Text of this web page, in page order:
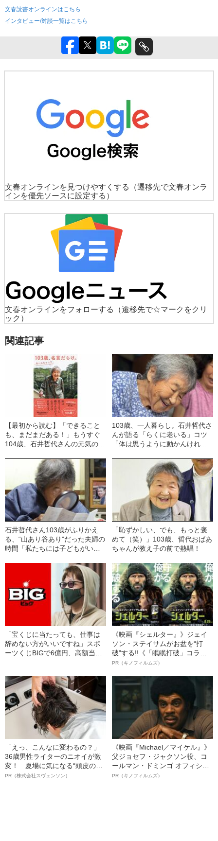
文春読書オンラインはこちら
インタビュー/対談一覧はこちら
文春オンラインを見つけやすくする
（遷移先で文春オンラ
インを優先ソースに設定する）
文春オンラインをフォローする
（遷移先で☆マークをクリ
ック）
関連記事
【最初から読む】「できること
も、まだまだある！」もうすぐ
104歳、石井哲代さんの元気の秘
103歳、一人暮らし。石井哲代さ
んが語る「らくに老いる」コツ
「体は思うように動かんけれ
石井哲代さん103歳がふりかえ
る、“山あり谷あり”だった夫婦の
時間「私たちには子どもがいま
「恥ずかしい、でも、もっと褒
めて（笑）」103歳、哲代おばあ
ちゃんが教え子の前で熱唱！
「宝くじに当たっても、仕事は
辞めない方がいいですね」スポ
ーツくじBIGで6億円、高額当選
《映画『シェルター』》ジェイ
ソン・ステイサムがお盆を“打
破”する!!《「眠眠打破」コラ
ボ》
PR（キノフィルムズ）
「えっ、こんなに変わるの？」
36歳男性ライターのニオイが激
変！ 夏場に気になる“頭皮のニ
オイ”や“ベタつき”を解消す
PR（株式会社スヴェンソン）
《映画『Michael／マイケル』》
父ジョセフ・ジャクソン役、コ
ールマン・ドミンゴ オフィシャ
ルインタビュー“観客を魅了した
PR（キノフィルムズ）